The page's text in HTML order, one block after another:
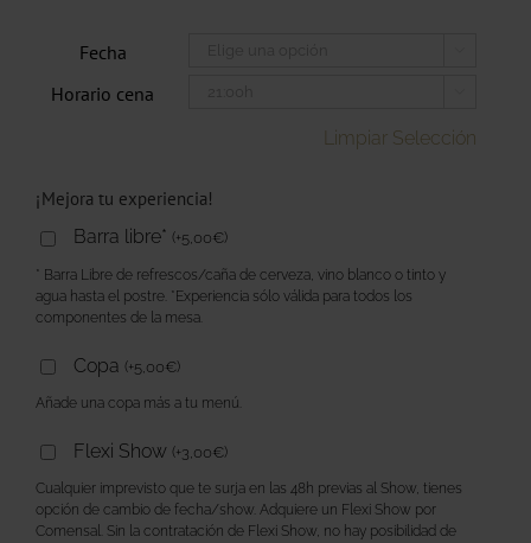
Fecha
Horario cena
Limpiar Selección
¡Mejora tu experiencia!
Barra libre* (+5,00€)
* Barra Libre de refrescos/caña de cerveza, vino blanco o tinto y
agua hasta el postre. *Experiencia sólo válida para todos los
componentes de la mesa.
Copa (+5,00€)
Añade una copa más a tu menú.
Flexi Show (+3,00€)
Cualquier imprevisto que te surja en las 48h previas al Show, tienes
opción de cambio de fecha/show. Adquiere un Flexi Show por
Comensal. Sin la contratación de Flexi Show, no hay posibilidad de